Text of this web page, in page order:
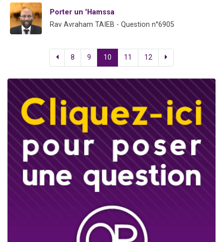
Porter un 'Hamssa
Rav Avraham TAIEB - Question n°6905
8 9 10 11 12